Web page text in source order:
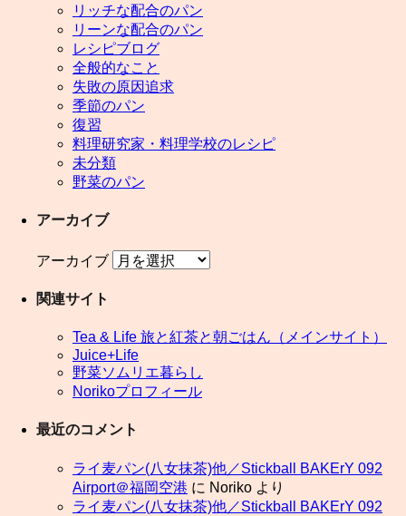
リッチな配合のパン
リーンな配合のパン
レシピブログ
全般的なこと
失敗の原因追求
季節のパン
復習
料理研究家・料理学校のレシピ
未分類
野菜のパン
アーカイブ
アーカイブ
関連サイト
Tea & Life 旅と紅茶と朝ごはん（メインサイト）
Juice+Life
野菜ソムリエ暮らし
Norikoプロフィール
最近のコメント
ライ麦パン(八女抹茶)他／Stickball BAKErY 092
Airport＠福岡空港 に Noriko より
ライ麦パン(八女抹茶)他／Stickball BAKErY 092